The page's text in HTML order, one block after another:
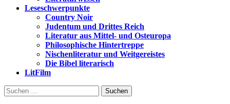
Leseschwerpunkte
Country Noir
Judentum und Drittes Reich
Literatur aus Mittel- und Osteuropa
Philosophische Hintertreppe
Nischenliteratur und Weitgereistes
Die Bibel literarisch
LitFilm
Suchen
nach: